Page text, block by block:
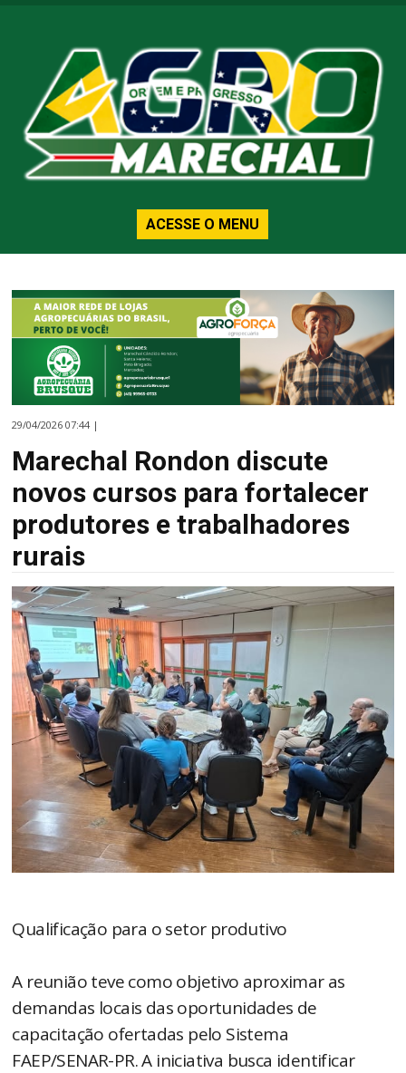
ACESSE O MENU
29/04/2026 07:44 |
Marechal Rondon discute
novos cursos para fortalecer
produtores e trabalhadores
rurais
Qualificação para o setor produtivo
A reunião teve como objetivo aproximar as
demandas locais das oportunidades de
capacitação ofertadas pelo Sistema
FAEP/SENAR-PR. A iniciativa busca identificar